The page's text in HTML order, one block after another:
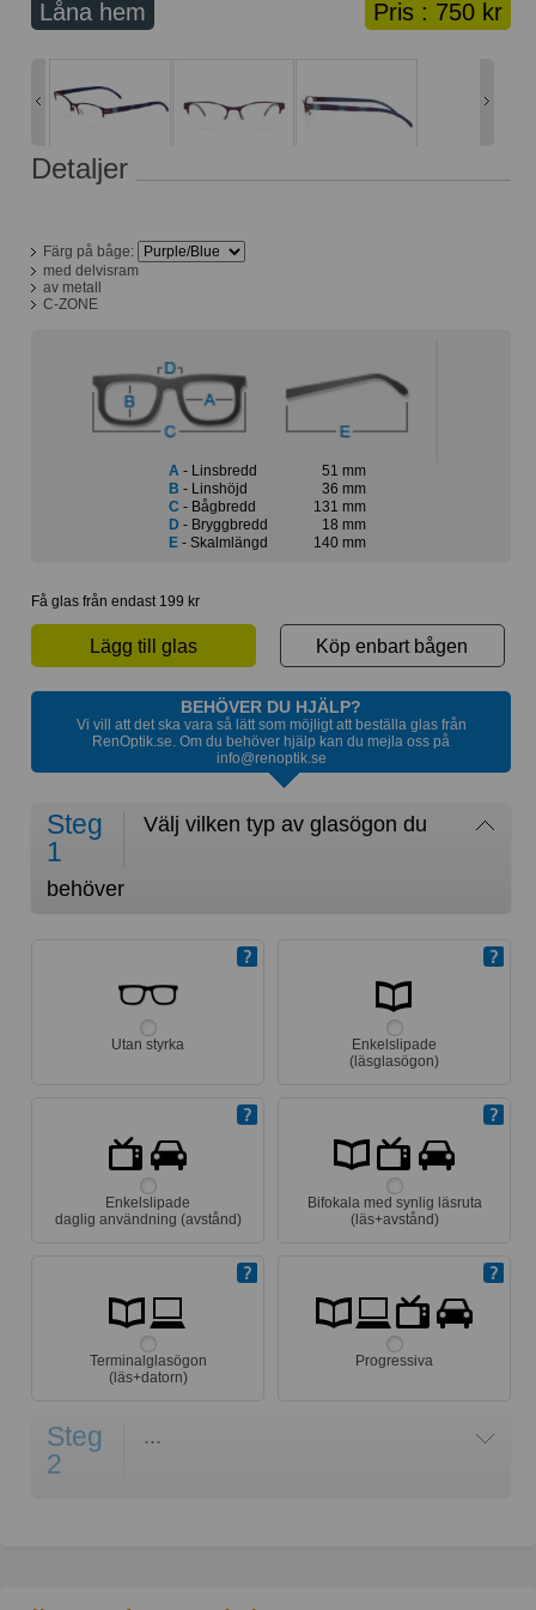
Lånekorg: 0 bågar
Pris : 750 kr
Låna hem
Detaljer
Färg på båge:
med delvisram
av metall
C-ZONE
A - Linsbredd
51 mm
B - Linshöjd
36 mm
C - Bågbredd
131 mm
D - Bryggbredd
18 mm
E- Skalmlängd 140 mm
Få glas från endast 199 kr
Lägg till glas Köp enbart bågen
BEHÖVER DU HJÄLP?
Vi vill att det ska vara så lätt som möjligt att beställa glas från
RenOptik.se. Om du behöver hjälp kan du mejla oss på
info@renoptik.se
Steg
1
Välj vilken typ av glasögon du
behöver
Utan styrka
Enkelslipade
(läsglasögon)
Enkelslipade
daglig användning (avstånd)
Bifokala med synlig läsruta
(läs+avstånd)
Terminalglasögon
(läs+datorn)
Progressiva
Steg
2
...